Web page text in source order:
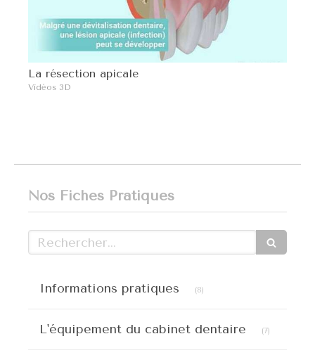
La résection apicale
Vidéos 3D
Nos Fiches Pratiques
Rechercher
Informations pratiques (8)
L'équipement du cabinet dentaire (7)